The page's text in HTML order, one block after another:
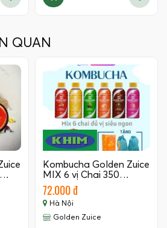
QUAN
Kombucha Golden Zuice
MIX 6 vị Chai 350…
72.000 đ
Hà Nội
Golden Zuice